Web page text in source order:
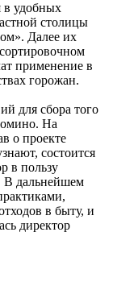
в удобных
столицы
Далее их
применение в
горожан.
для сбора того
На
о проекте
состоится
в пользу
В дальнейшем
в быту, и
директор